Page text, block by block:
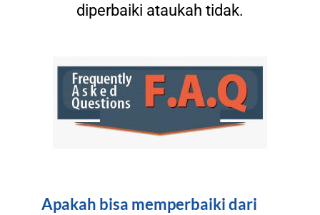
diperbaiki ataukah tidak.
Apakah bisa memperbaiki dari